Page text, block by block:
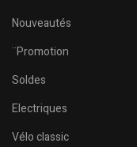
Nouveautés
¨Promotion
Soldes
Electriques
Vélo classic